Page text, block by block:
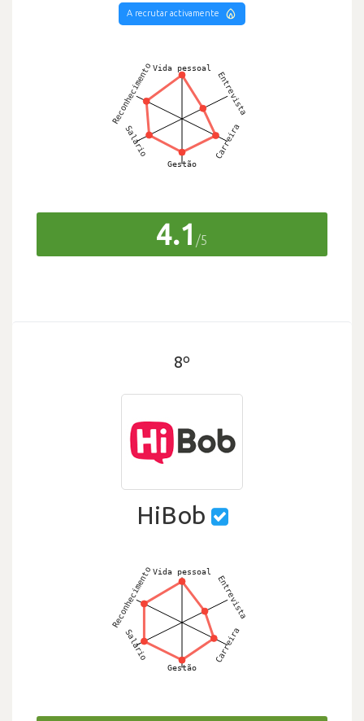
A recrutar activamente
4.1 /5
8º
HiBob